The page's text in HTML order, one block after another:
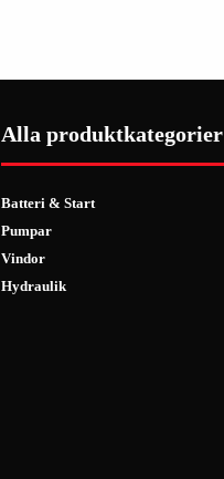
Alla produktkategorier
Batteri & Start
Pumpar
Vindor
Hydraulik